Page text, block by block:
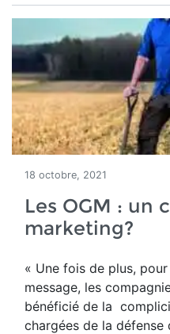
18 octobre, 2021
Les OGM : un
marketing?
« Une fois de plus,
message, les
bénéficié de la
chargées de la défense